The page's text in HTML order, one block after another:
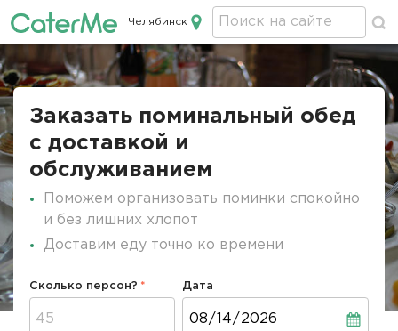
Кейтеринг в Челябинске
Челябинск
Строка
Заказать поминальный обед
c доставкой и
обслуживанием
Поможем организовать поминки спокойно
и без лишних хлопот
Доставим еду точно ко времени
Сколько персон? Дата